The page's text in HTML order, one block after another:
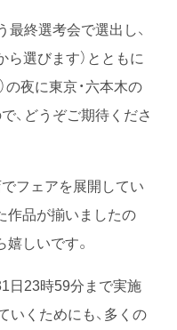
終選考会で選出し、
ら選びます）とともに
の夜に東京・六本木の
、どうぞご期待くださ
フェアを展開してい
作品が揃いましたの
しいです。
日23時59分まで実施
いくためにも、多くの